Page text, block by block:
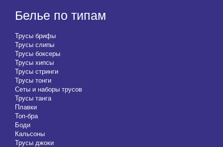
Белье по типам
Трусы брифы
Трусы слипы
Трусы боксеры
Трусы хипсы
Трусы стринги
Трусы тонги
Сеты и наборы трусов
Трусы танга
Плавки
Топ-бра
Боди
Кальсоны
Трусы джоки